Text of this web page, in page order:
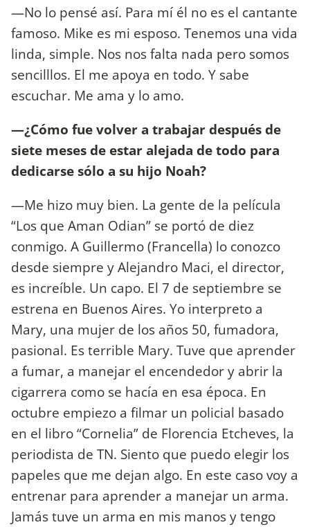
—No lo pensé así. Para mí él no es el cantante
famoso. Mike es mi esposo. Tenemos una vida
linda, simple. Nos nos falta nada pero somos
sencilllos. El me apoya en todo. Y sabe
escuchar. Me ama y lo amo.
—¿Cómo fue volver a trabajar después de
siete meses de estar alejada de todo para
dedicarse sólo a su hijo Noah?
—Me hizo muy bien. La gente de la película
“Los que Aman Odian” se portó de diez
conmigo. A Guillermo (Francella) lo conozco
desde siempre y Alejandro Maci, el director,
es increíble. Un capo. El 7 de septiembre se
estrena en Buenos Aires. Yo interpreto a
Mary, una mujer de los años 50, fumadora,
pasional. Es terrible Mary. Tuve que aprender
a fumar, a manejar el encendedor y abrir la
cigarrera como se hacía en esa época. En
octubre empiezo a filmar un policial basado
en el libro “Cornelia” de Florencia Etcheves, la
periodista de TN. Siento que puedo elegir los
papeles que me dejan algo. En este caso voy a
entrenar para aprender a manejar un arma.
Jamás tuve un arma en mis manos y tengo